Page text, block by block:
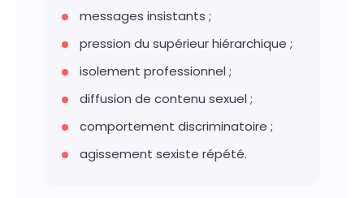
messages insistants ;
pression du supérieur hiérarchique ;
isolement professionnel ;
diffusion de contenu sexuel ;
comportement discriminatoire ;
agissement sexiste répété.